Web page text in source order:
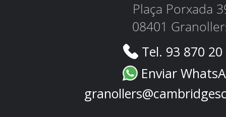
Plaça Porxada
08401
Tel. 93 870
Enviar